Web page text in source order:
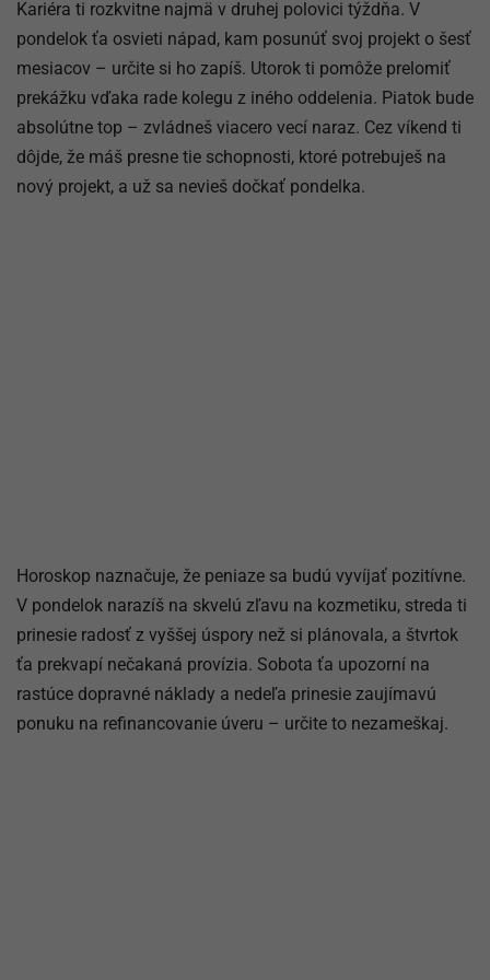
Kariéra ti rozkvitne najmä v druhej polovici týždňa. V
pondelok ťa osvieti nápad, kam posunúť svoj projekt o šesť
mesiacov – určite si ho zapíš. Utorok ti pomôže prelomiť
prekážku vďaka rade kolegu z iného oddelenia. Piatok bude
absolútne top – zvládneš viacero vecí naraz. Cez víkend ti
dôjde, že máš presne tie schopnosti, ktoré potrebuješ na
nový projekt, a už sa nevieš dočkať pondelka.
Horoskop naznačuje, že peniaze sa budú vyvíjať pozitívne.
V pondelok narazíš na skvelú zľavu na kozmetiku, streda ti
prinesie radosť z vyššej úspory než si plánovala, a štvrtok
ťa prekvapí nečakaná provízia. Sobota ťa upozorní na
rastúce dopravné náklady a nedeľa prinesie zaujímavú
ponuku na refinancovanie úveru – určite to nezameškaj.